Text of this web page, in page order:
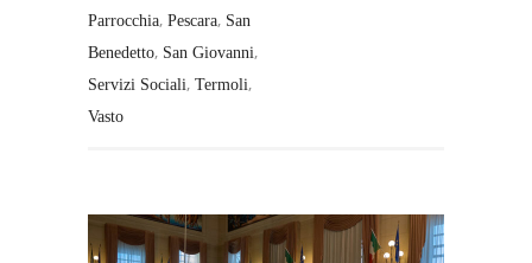
Parrocchia, Pescara, San
Benedetto, San Giovanni,
Servizi Sociali, Termoli,
Vasto